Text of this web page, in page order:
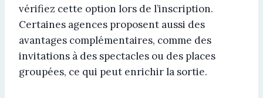
vérifiez cette option lors de l’inscription.
Certaines agences proposent aussi des
avantages complémentaires, comme des
invitations à des spectacles ou des places
groupées, ce qui peut enrichir la sortie.